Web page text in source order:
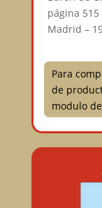
página 515⠀
Madrid –
Para
de
modulo